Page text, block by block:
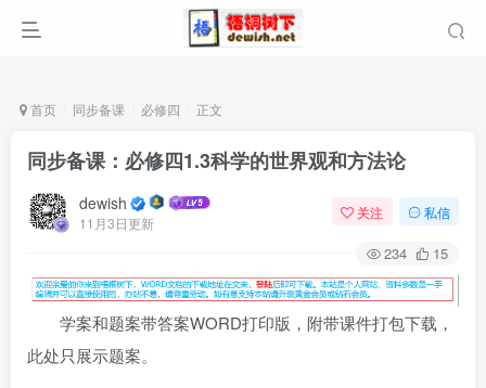
首页 同步备课 必修四 正文
同步备课：必修四1.3科学的世界观和方法论
dewish
11月3日更新
关注 私信
234 15
学案和题案带答案WORD打印版，附带课件打包下载，
此处只展示题案。